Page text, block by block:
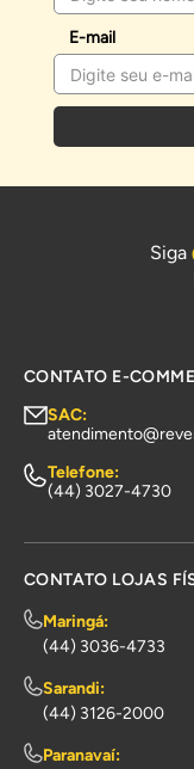
E-mail
Siga
CONTATO E-
SAC:
Telefone:
(44) 3027-4730
CONTATO LOJAS
Maringá:
(44) 3036-4733
Sarandi:
(44) 3126-2000
Paranavaí: